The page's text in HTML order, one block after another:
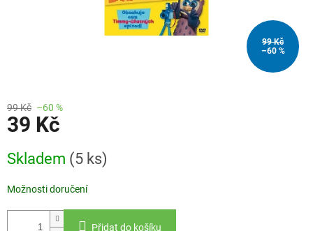
99 Kč
–60 %
99 Kč –60 %
39 Kč
cena:
Skladem (5 ks)
Možnosti doručení
Přidat do košíku